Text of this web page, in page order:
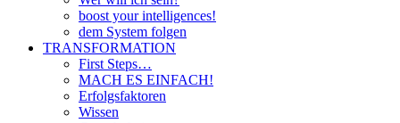
boost your intelligences!
dem System folgen
TRANSFORMATION
First Steps…
MACH ES EINFACH!
Erfolgsfaktoren
Wissen